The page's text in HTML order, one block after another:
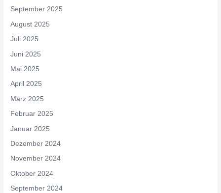
September 2025
August 2025
Juli 2025
Juni 2025
Mai 2025
April 2025
März 2025
Februar 2025
Januar 2025
Dezember 2024
November 2024
Oktober 2024
September 2024